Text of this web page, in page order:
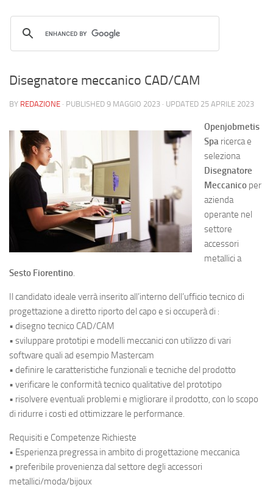
Disegnatore meccanico CAD/CAM
BY REDAZIONE · PUBLISHED 9 MAGGIO 2023 · UPDATED 25 APRILE 2023
Openjobmetis
Spa ricerca e
seleziona
Disegnatore
Meccanico per
azienda
operante nel
settore
accessori
metallici a
Sesto Fiorentino.
Il candidato ideale verrà inserito all’interno dell’ufficio tecnico di
progettazione a diretto riporto del capo e si occuperà di :
• disegno tecnico CAD/CAM
• sviluppare prototipi e modelli meccanici con utilizzo di vari
software quali ad esempio Mastercam
• definire le caratteristiche funzionali e tecniche del prodotto
• verificare le conformità tecnico qualitative del prototipo
• risolvere eventuali problemi e migliorare il prodotto, con lo scopo
di ridurre i costi ed ottimizzare le performance.
Requisiti e Competenze Richieste
• Esperienza pregressa in ambito di progettazione meccanica
• preferibile provenienza dal settore degli accessori
metallici/moda/bijoux